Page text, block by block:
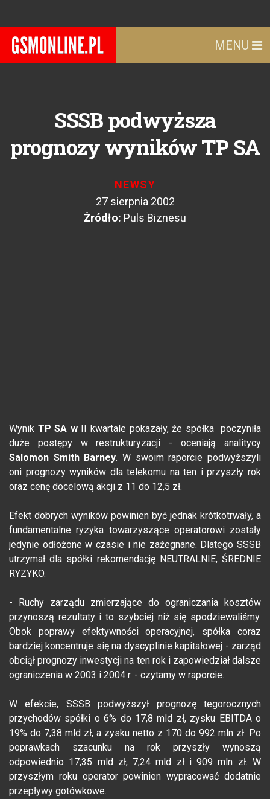
MENU
SSSB podwyższa
prognozy wyników TP SA
NEWSY
27 sierpnia 2002
Żródło: Puls Biznesu
Wynik TP SA w
II kwartale pokazały, że spółka poczyniła
duże postępy w restrukturyzacji - oceniają analitycy
Salomon Smith Barney. W swoim raporcie podwyższyli
oni prognozy wyników dla telekomu na ten i przyszły rok
oraz cenę docelową akcji z 11 do 12,5 zł.
Efekt dobrych wyników powinien być jednak krótkotrwały, a
fundamentalne ryzyka towarzyszące operatorowi zostały
jedynie odłożone w czasie i nie zażegnane. Dlatego SSSB
utrzymał dla spółki rekomendację NEUTRALNIE, ŚREDNIE
RYZYKO.
- Ruchy zarządu zmierzające do ograniczania kosztów
przynoszą rezultaty i to szybciej niż się spodziewaliśmy.
Obok poprawy efektywności operacyjnej, spółka coraz
bardziej koncentruje się na dyscyplinie kapitałowej - zarząd
obciął prognozy inwestycji na ten rok i zapowiedział dalsze
ograniczenia w 2003 i 2004 r. - czytamy w raporcie.
W efekcie, SSSB podwyższył prognozę tegorocznych
przychodów spółki o 6% do 17,8 mld zł, zysku EBITDA o
19% do 7,38 mld zł, a zysku netto z 170 do 992 mln zł. Po
poprawkach szacunku na rok przyszły wynoszą
odpowiednio 17,35 mld zł, 7,24 mld zł i 909 mln zł. W
przyszłym roku operator powinien wypracować dodatnie
przepływy gotówkowe.